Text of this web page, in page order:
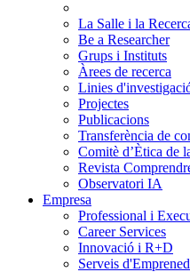
La Salle i la
Be a Researcher
Grups i Instituts
Àrees de recerca
Linies
Projectes
Publicacions
Transferència de
Comitè d’Ètica de
Revista
Observatori IA
Empresa
Professional i
Career Services
Innovació i R+D
Serveis